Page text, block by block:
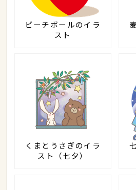
ビーチボールのイラ
スト
くまとうさぎのイラ
スト（七夕）